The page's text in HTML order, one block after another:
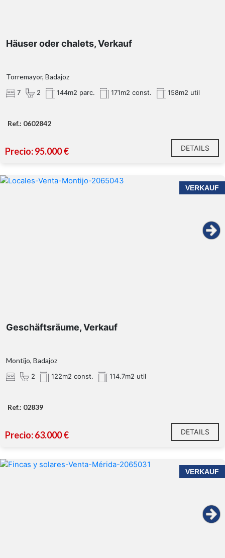
Häuser oder chalets, Verkauf
Torremayor, Badajoz
7 2 144m2 parc. 171m2 const. 158m2 util
Ref.: 0602842
Precio: 95.000 € DETAILS
VERKAUF
Geschäftsräume, Verkauf
Montijo, Badajoz
2 122m2 const. 114.7m2 util
Ref.: 02839
Precio: 63.000 € DETAILS
VERKAUF